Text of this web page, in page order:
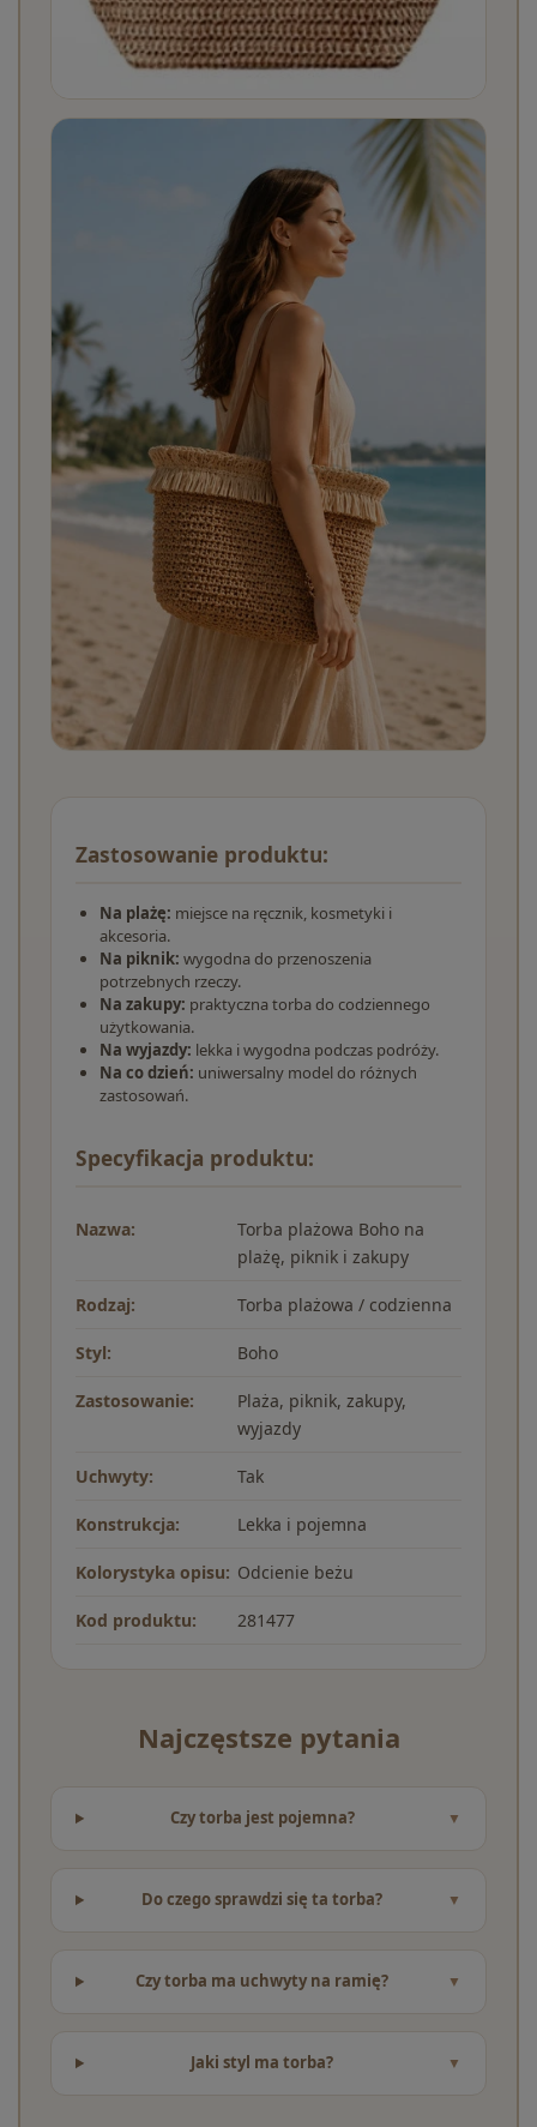
Zastosowanie produktu:
Na plażę: miejsce na ręcznik, kosmetyki i
akcesoria.
Na piknik: wygodna do przenoszenia
potrzebnych rzeczy.
Na zakupy: praktyczna torba do codziennego
użytkowania.
Na wyjazdy: lekka i wygodna podczas podróży.
Na co dzień: uniwersalny model do różnych
zastosowań.
Specyfikacja produktu:
Nazwa:
Torba plażowa Boho na
plażę, piknik i zakupy
Rodzaj: Torba plażowa / codzienna
Styl: Boho
Zastosowanie:
Plaża, piknik, zakupy,
wyjazdy
Uchwyty: Tak
Konstrukcja: Lekka i pojemna
Kolorystyka opisu: Odcienie beżu
Kod produktu: 281477
Najczęstsze pytania
Czy torba jest pojemna?
Do czego sprawdzi się ta torba?
Czy torba ma uchwyty na ramię?
Jaki styl ma torba?